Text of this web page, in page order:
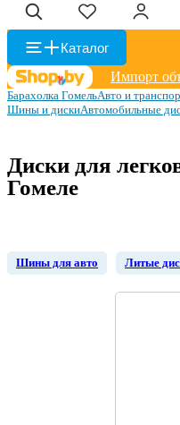
Каталог
Импорт
Барахолка ГомельАвто и
Шины и дискиАвтомобильные
Диски для
Гомеле
Шины для авто Литые